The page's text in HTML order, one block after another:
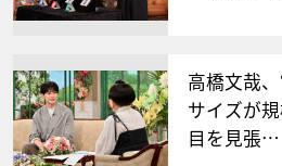
高橋文哉
サイズが
目を見張…